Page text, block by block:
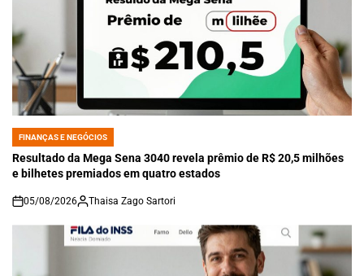
POSTED
IN
FINANÇAS E NEGÓCIOS
Resultado da Mega Sena 3040 revela prêmio de R$ 20,5 milhões
e bilhetes premiados em quatro estados
on
05/08/2026 Thaisa Zago Sartori